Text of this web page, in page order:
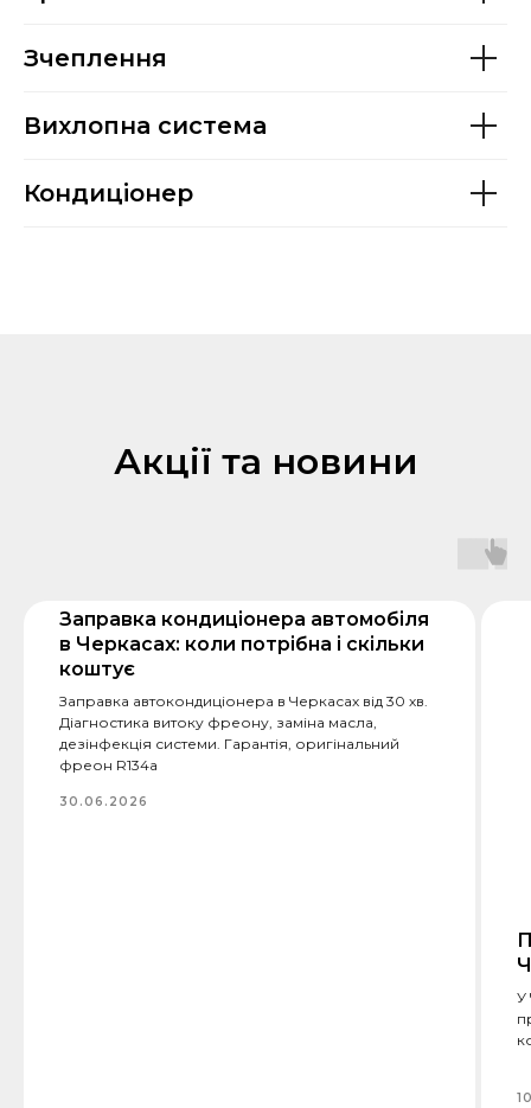
Зчеплення
Вихлопна система
Кондиціонер
Акції та новини
Заправка кондиціонера автомобіля
в Черкасах: коли потрібна і скільки
коштує
Заправка автокондиціонера в Черкасах від 30 хв.
Діагностика витоку фреону, заміна масла,
дезінфекція системи. Гарантія, оригінальний
фреон R134a
30.06.2026
У